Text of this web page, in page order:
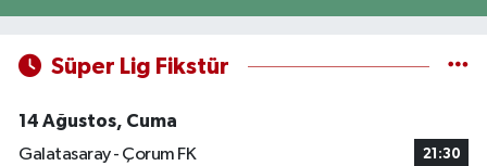
Süper Lig Fikstür
14 Ağustos, Cuma
Galatasaray - Çorum FK
21:30